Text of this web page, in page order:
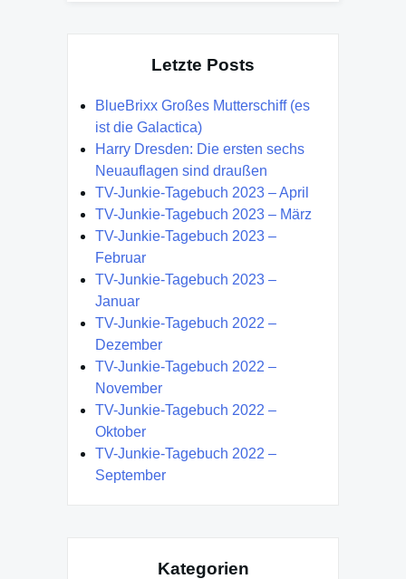
Letzte Posts
BlueBrixx Großes Mutterschiff (es
ist die Galactica)
Harry Dresden: Die ersten sechs
Neuauflagen sind draußen
TV-Junkie-Tagebuch 2023 – April
TV-Junkie-Tagebuch 2023 – März
TV-Junkie-Tagebuch 2023 –
Februar
TV-Junkie-Tagebuch 2023 –
Januar
TV-Junkie-Tagebuch 2022 –
Dezember
TV-Junkie-Tagebuch 2022 –
November
TV-Junkie-Tagebuch 2022 –
Oktober
TV-Junkie-Tagebuch 2022 –
September
Kategorien